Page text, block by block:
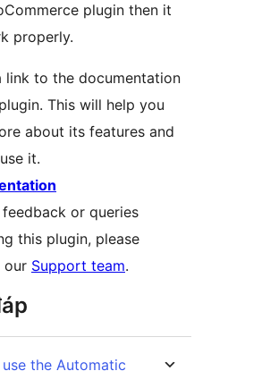
plugin then it
properly.
link to the documentation
This will help you
about its features and
it.
feedback or queries
this plugin, please
our Support team.
the Automatic